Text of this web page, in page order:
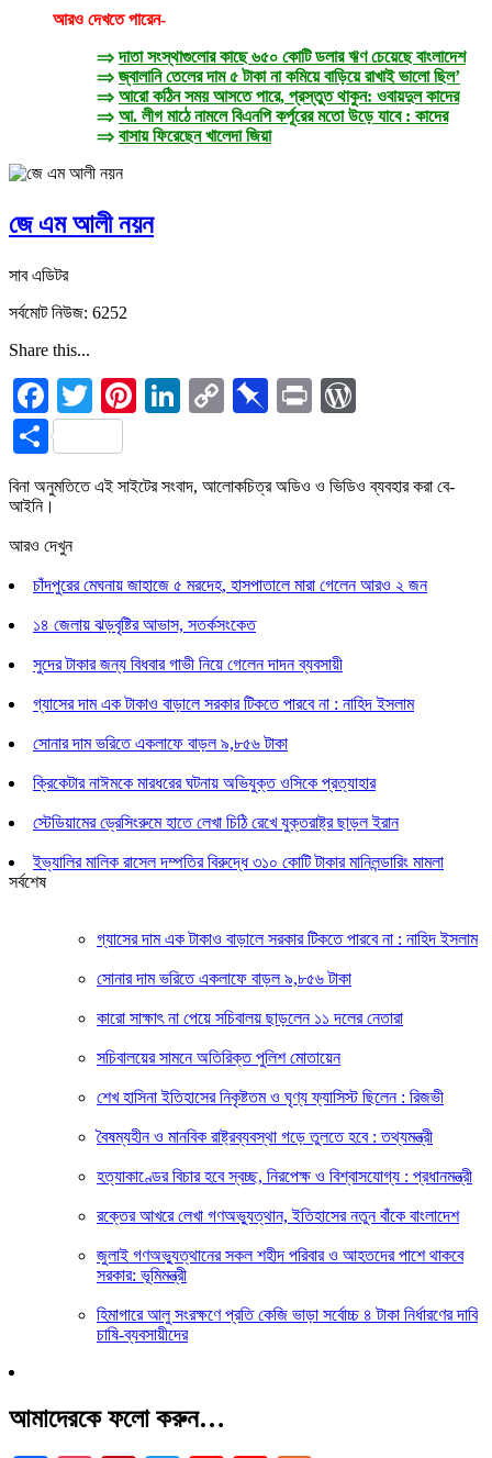
আরও দেখতে পারেন-
⇒দাতা সংস্থাগুলোর কাছে ৬৫০ কোটি ডলার ঋণ চেয়েছে বাংলাদেশ
⇒ জ্বালানি তেলের দাম ৫ টাকা না কমিয়ে বাড়িয়ে রাখাই ভালো ছিল’
⇒ আরো কঠিন সময় আসতে পারে, প্রস্তুত থাকুন: ওবায়দুল কাদের
⇒ আ. লীগ মাঠে নামলে বিএনপি কর্পূরের মতো উড়ে যাবে : কাদের
⇒ বাসায় ফিরেছেন খালেদা জিয়া
জে এম আলী নয়ন
সাব এডিটর
সর্বমোট নিউজ: 6252
Share this...
Facebook
TwitterPinterest
LinkedIn
CopyPinboard
Print
Share
বিনা অনুমতিতে এই সাইটের সংবাদ, আলোকচিত্র অডিও ও ভিডিও ব্যবহার করা বে-
আইনি।
আরও দেখুন
চাঁদপুরের মেঘনায় জাহাজে ৫ মরদেহ, হাসপাতালে মারা গেলেন আরও ২ জন
১৪ জেলায় ঝড়বৃষ্টির আভাস, সতর্কসংকেত
সুদের টাকার জন্য বিধবার গাভী নিয়ে গেলেন দাদন ব্যবসায়ী
গ্যাসের দাম এক টাকাও বাড়ালে সরকার টিকতে পারবে না : নাহিদ ইসলাম
সোনার দাম ভরিতে একলাফে বাড়ল ৯,৮৫৬ টাকা
ক্রিকেটার নাঈমকে মারধরের ঘটনায় অভিযুক্ত ওসিকে প্রত্যাহার
স্টেডিয়ামের ড্রেসিংরুমে হাতে লেখা চিঠি রেখে যুক্তরাষ্ট্র ছাড়ল ইরান
ইভ্যালির মালিক রাসেল দম্পতির বিরুদ্ধে ৩১০ কোটি টাকার মানিলন্ডারিং মামলা
সর্বশেষ
গ্যাসের দাম এক টাকাও বাড়ালে সরকার টিকতে পারবে না : নাহিদ ইসলাম
সোনার দাম ভরিতে একলাফে বাড়ল ৯,৮৫৬ টাকা
কারো সাক্ষাৎ না পেয়ে সচিবালয় ছাড়লেন ১১ দলের নেতারা
সচিবালয়ের সামনে অতিরিক্ত পুলিশ মোতায়েন
শেখ হাসিনা ইতিহাসের নিকৃষ্টতম ও ঘৃণ্য ফ্যাসিস্ট ছিলেন : রিজভী
বৈষম্যহীন ও মানবিক রাষ্ট্রব্যবস্থা গড়ে তুলতে হবে : তথ্যমন্ত্রী
হত্যাকাণ্ডের বিচার হবে স্বচ্ছ, নিরপেক্ষ ও বিশ্বাসযোগ্য : প্রধানমন্ত্রী
রক্তের আখরে লেখা গণঅভ্যুত্থান, ইতিহাসের নতুন বাঁকে বাংলাদেশ
জুলাই গণঅভ্যুত্থানের সকল শহীদ পরিবার ও আহতদের পাশে থাকবে
সরকার: ভূমিমন্ত্রী
হিমাগারে আলু সংরক্ষণে প্রতি কেজি ভাড়া সর্বোচ্চ ৪ টাকা নির্ধারণের দাবি
চাষি-ব্যবসায়ীদের
আমাদেরকে ফলো করুন…